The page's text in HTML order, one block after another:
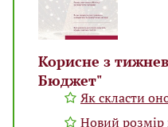
Корисне з
Бюджет"
Як скласти
Новий розмір